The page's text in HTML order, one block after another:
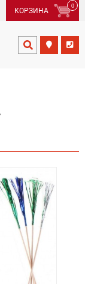
0
КОРЗИНА
 